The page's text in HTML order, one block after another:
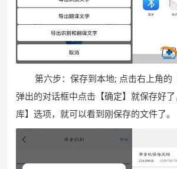
第六步：保存到本地; 点击右上角的
弹出的对话框中点击【确定】就保存好
库】选项，就可以看到刚保存的文件了。